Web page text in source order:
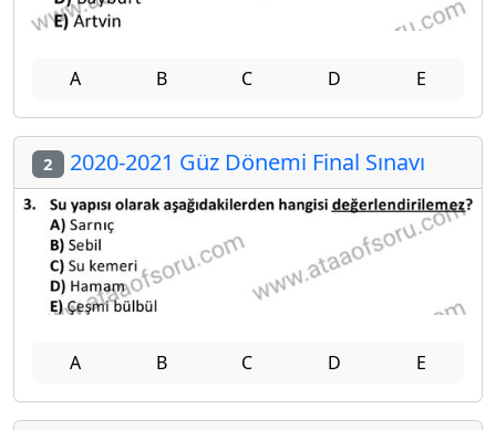
A B C D E
2 2020-2021 Güz Dönemi Final Sınavı
A B C D E